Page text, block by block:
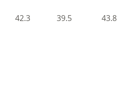
42.3 39.5 43.8